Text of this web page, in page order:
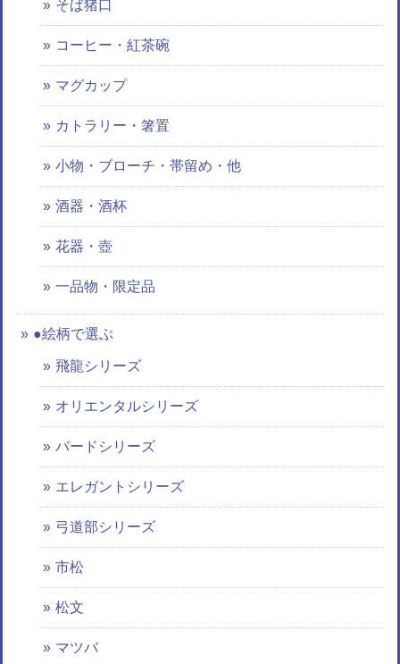
そば猪口
コーヒー・紅茶碗
マグカップ
カトラリー・箸置
小物・ブローチ・帯留め・他
酒器・酒杯
花器・壺
一品物・限定品
●絵柄で選ぶ
飛龍シリーズ
オリエンタルシリーズ
バードシリーズ
エレガントシリーズ
弓道部シリーズ
市松
松文
マツバ